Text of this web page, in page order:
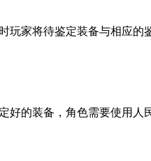
家将待鉴定装备与相应的
的装备，角色需要使用人